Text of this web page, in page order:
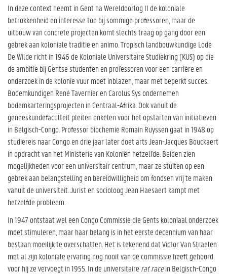
In deze context neemt in Gent na Wereldoorlog II de koloniale
betrokkenheid en interesse toe bij sommige professoren, maar de
uitbouw van concrete projecten komt slechts traag op gang door een
gebrek aan koloniale traditie en animo. Tropisch landbouwkundige Lode
De Wilde richt in 1946 de Koloniale Universitaire Studiekring (KUS) op die
de ambitie bij Gentse studenten en professoren voor een carrière en
onderzoek in de kolonie vuur moet inblazen, maar met beperkt succes.
Bodemkundigen René Tavernier en Carolus Sys ondernemen
bodemkarteringsprojecten in Centraal-Afrika. Ook vanuit de
geneeskundefaculteit pleiten enkelen voor het opstarten van initiatieven
in Belgisch-Congo. Professor biochemie Romain Ruyssen gaat in 1948 op
studiereis naar Congo en drie jaar later doet arts Jean-Jacques Bouckaert
in opdracht van het Ministerie van Koloniën hetzelfde. Beiden zien
mogelijkheden voor een universitair centrum, maar ze stuiten op een
gebrek aan belangstelling en bereidwilligheid om fondsen vrij te maken
vanuit de universiteit. Jurist en socioloog Jean Haesaert kampt met
hetzelfde probleem.
In 1947 ontstaat wel een Congo Commissie die Gents koloniaal onderzoek
moet stimuleren, maar haar belang is in het eerste decennium van haar
bestaan moeilijk te overschatten. Het is tekenend dat Victor Van Straelen
met al zijn koloniale ervaring nog nooit van de commissie heeft gehoord
voor hij ze vervoegt in 1955. In de universitaire rat racein Belgisch-Congo